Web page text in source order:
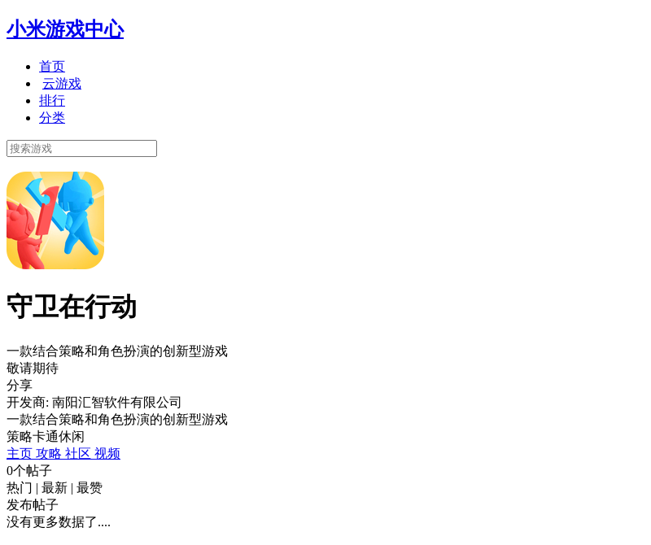
小米游戏中心
首页
云游戏
排行
分类
守卫在行动
一款结合策略和角色扮演的创新型游戏
敬请期待
分享
开发商: 南阳汇智软件有限公司
一款结合策略和角色扮演的创新型游戏
策略卡通休闲
主页 攻略 社区 视频
0个帖子
热门 | 最新 | 最赞
发布帖子
没有更多数据了....